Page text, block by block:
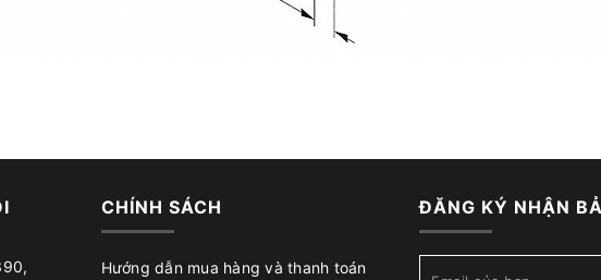
CHÍNH SÁCH
Hướng dẫn mua hàng và thanh toán
ĐĂNG KÝ NHẬN